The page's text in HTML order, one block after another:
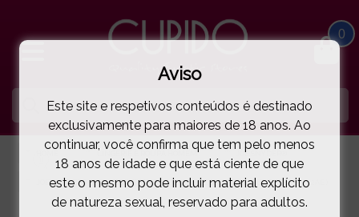
0
LINGERIE E ROUPA HOMEM JOE SNYDER®
JOE SNYDER® BIKINI TANGA CAVADA JOE SNYDER® - TURQUESA( 58-12AE )
Aviso
Este site e respetivos conteúdos é destinado
exclusivamente para maiores de 18 anos. Ao
continuar, você confirma que tem pelo menos
18 anos de idade e que está ciente de que
este o mesmo pode incluir material explícito
de natureza sexual, reservado para adultos.